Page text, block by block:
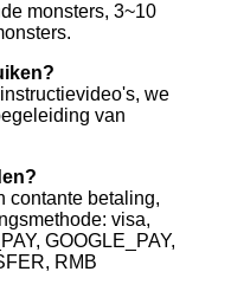
monsters, 3~10
we
van
contante betaling,
visa,
GOOGLE_PAY,
RMB